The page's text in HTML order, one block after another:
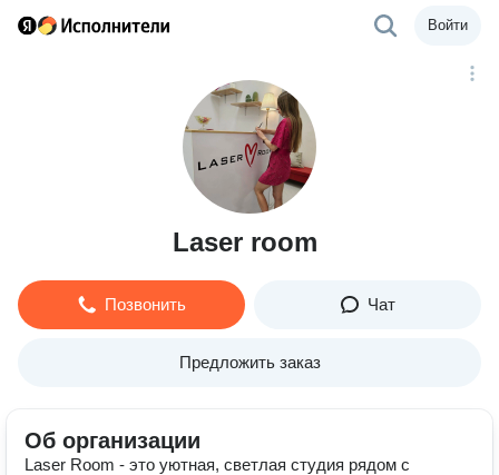
Войти
Laser room
Позвонить Чат
Предложить заказ
Об организации
Laser Room - это уютная, светлая студия рядом с